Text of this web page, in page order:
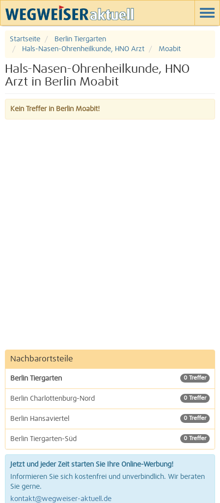
Startseite
Berlin Tiergarten
Hals-Nasen-Ohrenheilkunde, HNO Arzt
Moabit
Hals-Nasen-Ohrenheilkunde, HNO
Arzt in Berlin Moabit
Kein Treffer in Berlin Moabit!
Nachbarortsteile
0 Treffer
Berlin Tiergarten
0 Treffer
Berlin Charlottenburg-Nord
0 Treffer
Berlin Hansaviertel
0 Treffer
Berlin Tiergarten-Süd
Jetzt und jeder Zeit starten Sie Ihre Online-Werbung!
Informieren Sie sich kostenfrei und unverbindlich. Wir beraten
Sie gerne.
kontakt@wegweiser-aktuell.de